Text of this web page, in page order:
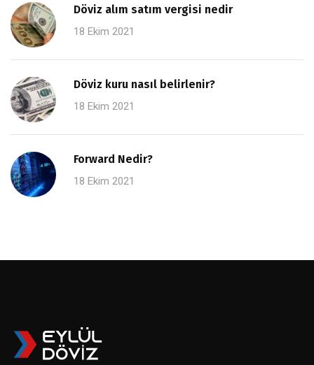
Döviz alım satım vergisi nedir
18 Ekim 2021
Döviz kuru nasıl belirlenir?
18 Ekim 2021
Forward Nedir?
18 Ekim 2021